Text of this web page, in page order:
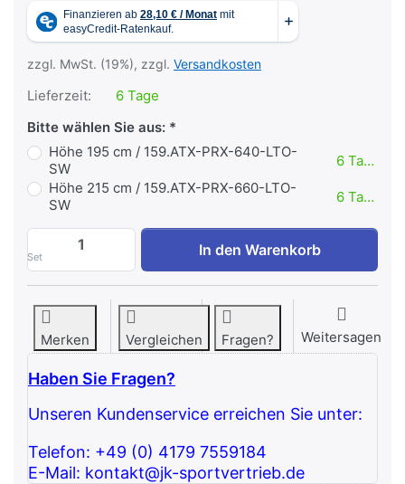
zzgl. MwSt. (19%), zzgl. Versandkosten
Lieferzeit:
6 Tage
Bitte wählen Sie aus:
Höhe 195 cm / 159.ATX-PRX-640-LTO-
SW
6 Tage
Höhe 215 cm / 159.ATX-PRX-660-LTO-
SW
6 Tage
Set
ATX Power Rack 640/660 mit Latzug
In den Warenkorb
Merken Vergleichen Fragen? Weitersagen
Haben Sie Fragen?
Unseren Kundenservice erreichen Sie unter:
Telefon: +49 (0) 4179 7559184
E-Mail: kontakt@jk-sportvertrieb.de